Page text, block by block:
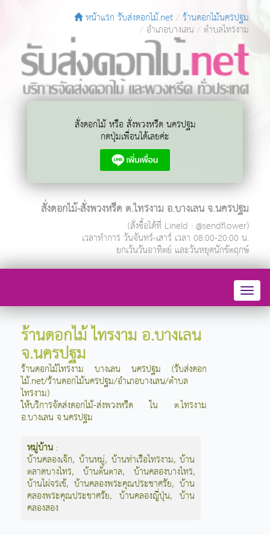
หน้าแรก รับส่งดอกไม้.net ร้านดอกไม้นครปฐม
อำเภอบางเลน ตำบลไทรงาม
สั่งดอกไม้ หรือ สั่งพวงหรีด นครปฐม
กดปุ่มเพื่อนได้เลยค่ะ
สั่งดอกไม้-สั่งพวงหรีด ต.ไทรงาม อ.บางเลน จ.นครปฐม
(สั่งซื้อได้ที่ LineId : @sendflower)
เวลาทำการ วันจันทร์-เสาร์ เวลา 08:00-20:00 น.
ยกเว้นวันอาทิตย์ และวันหยุดนักขัตฤกษ์
ร้านดอกไม้ ไทรงาม อ.บางเลน
จ.นครปฐม
ร้านดอกไม้ไทรงาม บางเลน นครปฐม (รับส่งดอก
ไม้.net/ร้านดอกไม้นครปฐม/อำเภอบางเลน/ตำบล
ไทรงาม)
ให้บริการจัดส่งดอกไม้-ส่งพวงหรีด ใน ต.ไทรงาม
อ.บางเลน จ.นครปฐม
หมู่บ้าน :
บ้านคลองเจ๊ก, บ้านหมู่, บ้านท่าเรือไทรงาม,บ้าน
ตลาดบางไทร,บ้านต้นตาล,บ้านคลองบางไทร,
บ้านไผ่จรเข้,บ้านคลองพระคุณประชาศรัย,บ้าน
คลองพระคุณประชาศรัย,บ้านคลองญี่ปุ่น,บ้าน
คลองสอง